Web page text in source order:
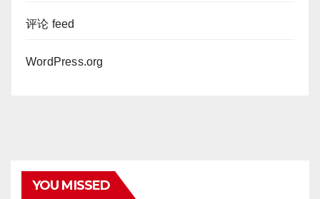
评论 feed
WordPress.org
YOU MISSED